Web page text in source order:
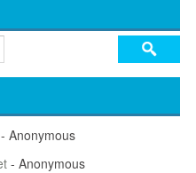
- Anonymous
- Anonymous